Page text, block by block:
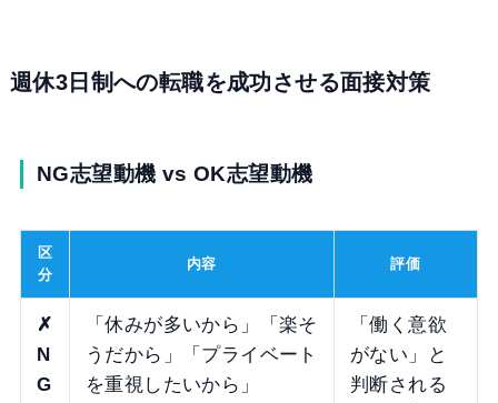
週休3日制への転職を成功させる面接対策
NG志望動機 vs OK志望動機
区
分
内容 評価
✗
N
G
「休みが多いから」「楽そ
うだから」「プライベート
を重視したいから」
「働く意欲
がない」と
判断される